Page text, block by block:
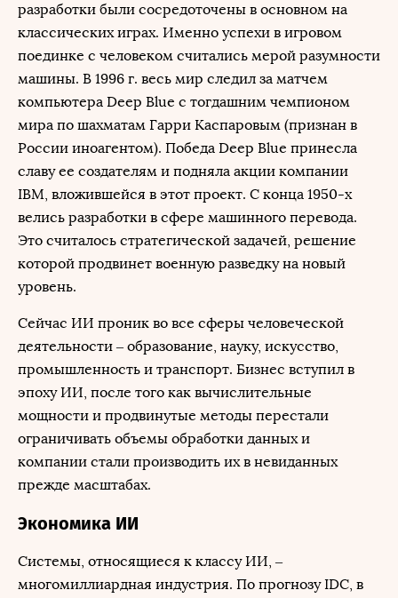
разработки были сосредоточены в основном на
классических играх. Именно успехи в игровом
поединке с человеком считались мерой разумности
машины. В 1996 г. весь мир следил за матчем
компьютера Deep Blue с тогдашним чемпионом
мира по шахматам Гарри Каспаровым (признан в
России иноагентом). Победа Deep Blue принесла
славу ее создателям и подняла акции компании
IBM, вложившейся в этот проект. С конца 1950-х
велись разработки в сфере машинного перевода.
Это считалось стратегической задачей, решение
которой продвинет военную разведку на новый
уровень.
Сейчас ИИ проник во все сферы человеческой
деятельности – образование, науку, искусство,
промышленность и транспорт. Бизнес вступил в
эпоху ИИ, после того как вычислительные
мощности и продвинутые методы перестали
ограничивать объемы обработки данных и
компании стали производить их в невиданных
прежде масштабах.
Экономика ИИ
Системы, относящиеся к классу ИИ, –
многомиллиардная индустрия. По прогнозу IDC, в